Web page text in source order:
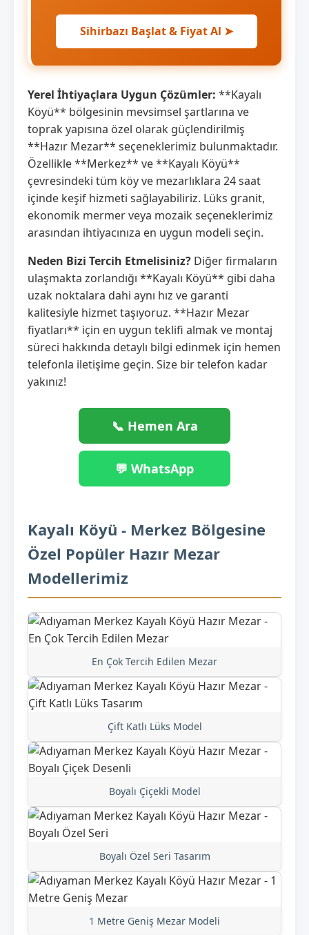
Sihirbazı Başlat & Fiyat Al ➤
Yerel İhtiyaçlara Uygun Çözümler: **Kayalı
Köyü** bölgesinin mevsimsel şartlarına ve
toprak yapısına özel olarak güçlendirilmiş
**Hazır Mezar** seçeneklerimiz bulunmaktadır.
Özellikle **Merkez** ve **Kayalı Köyü**
çevresindeki tüm köy ve mezarlıklara 24 saat
içinde keşif hizmeti sağlayabiliriz. Lüks granit,
ekonomik mermer veya mozaik seçeneklerimiz
arasından ihtiyacınıza en uygun modeli seçin.
Neden Bizi Tercih Etmelisiniz? Diğer firmaların
ulaşmakta zorlandığı **Kayalı Köyü** gibi daha
uzak noktalara dahi aynı hız ve garanti
kalitesiyle hizmet taşıyoruz. **Hazır Mezar
fiyatları** için en uygun teklifi almak ve montaj
süreci hakkında detaylı bilgi edinmek için hemen
telefonla iletişime geçin. Size bir telefon kadar
yakınız!
📞 Hemen Ara
💬 WhatsApp
Kayalı Köyü - Merkez Bölgesine
Özel Popüler Hazır Mezar
Modellerimiz
En Çok Tercih Edilen Mezar
Çift Katlı Lüks Model
Boyalı Çiçekli Model
Boyalı Özel Seri Tasarım
1 Metre Geniş Mezar Modeli